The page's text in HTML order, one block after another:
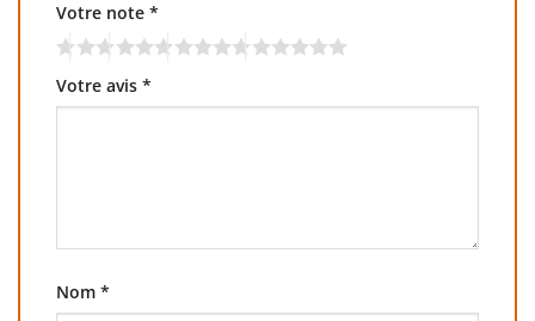
Votre note *
Votre avis *
Nom *